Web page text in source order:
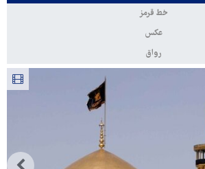
خط قرمز
عکس
رواق